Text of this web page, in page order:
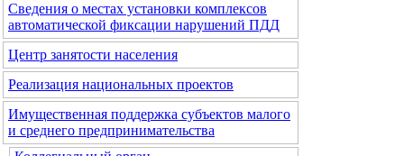
Сведения о местах установки комплексов
автоматической фиксации нарушений ПДД
Центр занятости населения
Реализация национальных проектов
Имущественная поддержка субъектов малого
и среднего предпринимательства